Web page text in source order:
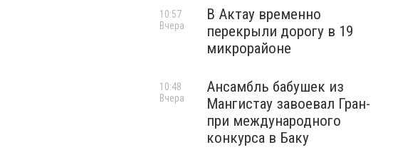
В Актау временно
перекрыли дорогу в 19
микрорайоне
10:57
Вчера
Ансамбль бабушек из
Мангистау завоевал Гран-
при международного
конкурса в Баку
10:48
Вчера